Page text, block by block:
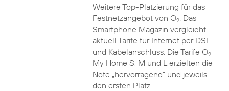
Weitere Top-Platzierung für das
Festnetzangebot von O2. Das
Smartphone Magazin vergleicht
aktuell Tarife für Internet per DSL
und Kabelanschluss. Die Tarife O2
My Home S, M und L erzielten die
Note „hervorragend“ und jeweils
den ersten Platz.